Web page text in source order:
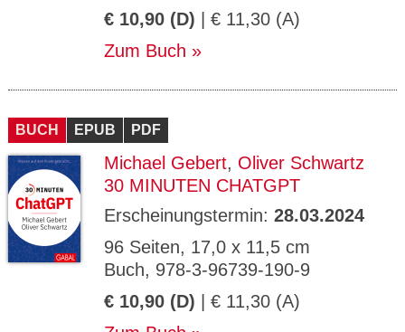
€ 10,90 (D) | € 11,30 (A)
Zum Buch
BUCH EPUB PDF
Michael Gebert, Oliver Schwartz
30 MINUTEN CHATGPT
Erscheinungstermin: 28.03.2024
96 Seiten, 17,0 x 11,5 cm
Buch, 978-3-96739-190-9
€ 10,90 (D) | € 11,30 (A)